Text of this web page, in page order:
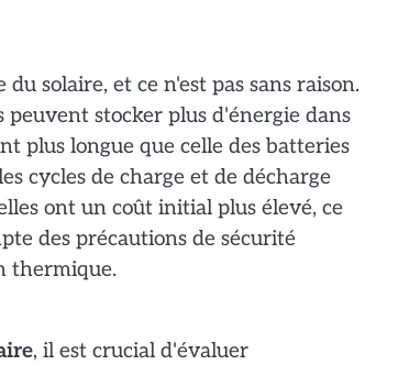
solaire, et ce n'est pas sans raison.
stocker plus d'énergie dans
plus longue que celle des batteries
cycles de charge et de décharge
ont un coût initial plus élevé, ce
des précautions de sécurité
thermique.
, il est crucial d'évaluer